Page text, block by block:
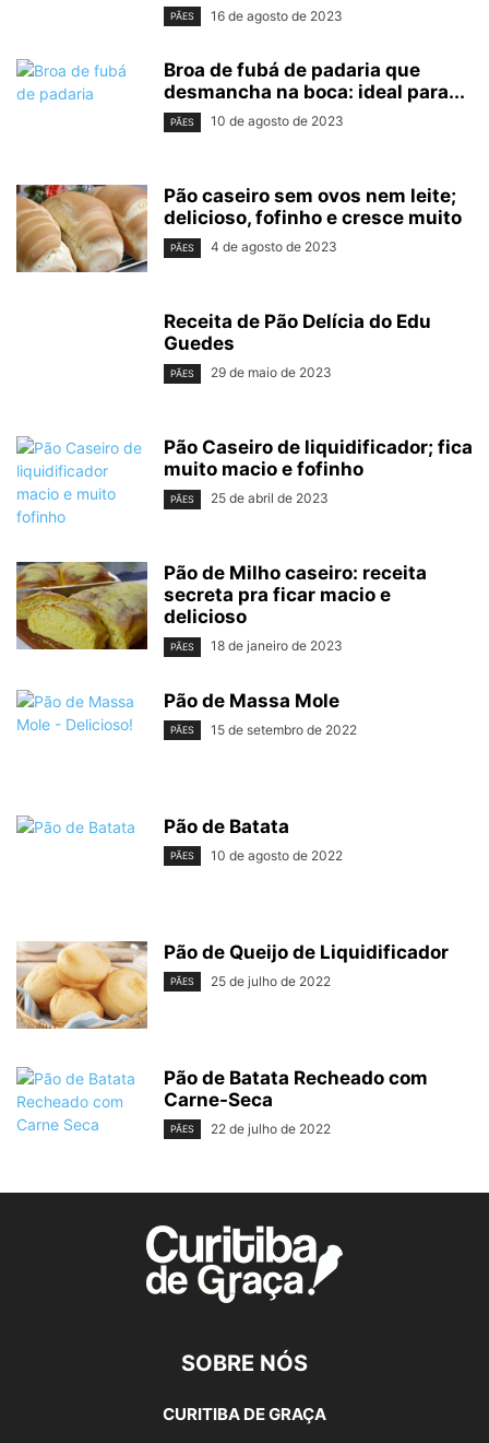
PÃES 16 de agosto de 2023
Broa de fubá de padaria que
desmancha na boca: ideal para...
PÃES 10 de agosto de 2023
Pão caseiro sem ovos nem leite;
delicioso, fofinho e cresce muito
PÃES 4 de agosto de 2023
Receita de Pão Delícia do Edu
Guedes
PÃES 29 de maio de 2023
Pão Caseiro de liquidificador; fica
muito macio e fofinho
PÃES 25 de abril de 2023
Pão de Milho caseiro: receita
secreta pra ficar macio e
delicioso
PÃES 18 de janeiro de 2023
Pão de Massa Mole
PÃES 15 de setembro de 2022
Pão de Batata
PÃES 10 de agosto de 2022
Pão de Queijo de Liquidificador
PÃES 25 de julho de 2022
Pão de Batata Recheado com
Carne-Seca
PÃES 22 de julho de 2022
SOBRE NÓS
CURITIBA DE GRAÇA